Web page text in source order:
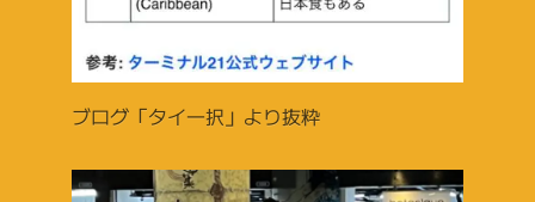
ブログ「タイ一択」より抜粋